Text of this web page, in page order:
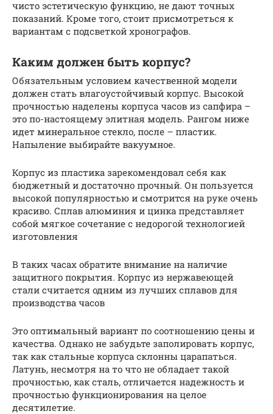
чисто эстетическую функцию, не дают точных
показаний. Кроме того, стоит присмотреться к
вариантам с подсветкой хронографов.
Каким должен быть корпус?
Обязательным условием качественной модели
должен стать влагоустойчивый корпус. Высокой
прочностью наделены корпуса часов из сапфира –
это по-настоящему элитная модель. Рангом ниже
идет минеральное стекло, после – пластик.
Напыление выбирайте вакуумное.
Корпус из пластика зарекомендовал себя как
бюджетный и достаточно прочный. Он пользуется
высокой популярностью и смотрится на руке очень
красиво. Сплав алюминия и цинка представляет
собой мягкое сочетание с недорогой технологией
изготовления
В таких часах обратите внимание на наличие
защитного покрытия. Корпус из нержавеющей
стали считается одним из лучших сплавов для
производства часов
Это оптимальный вариант по соотношению цены и
качества. Однако не забудьте заполировать корпус,
так как стальные корпуса склонны царапаться.
Латунь, несмотря на то что не обладает такой
прочностью, как сталь, отличается надежность и
прочностью функционирования на целое
десятилетие.